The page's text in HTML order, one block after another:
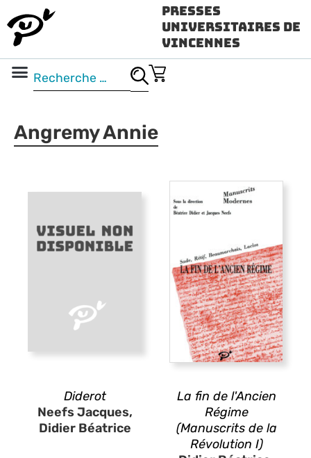
Presses
Universitaires de
Vincennes
Angremy Annie
Diderot
Neefs Jacques,
Didier Béatrice
La fin de l'Ancien
Régime
(Manuscrits de la
Révolution I)